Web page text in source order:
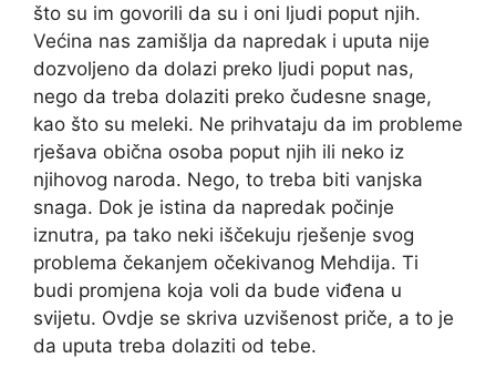
što su im govorili da su i oni ljudi poput njih.
Većina nas zamišlja da napredak i uputa nije
dozvoljeno da dolazi preko ljudi poput nas,
nego da treba dolaziti preko čudesne snage,
kao što su meleki. Ne prihvataju da im probleme
rješava obična osoba poput njih ili neko iz
njihovog naroda. Nego, to treba biti vanjska
snaga. Dok je istina da napredak počinje
iznutra, pa tako neki iščekuju rješenje svog
problema čekanjem očekivanog Mehdija. Ti
budi promjena koja voli da bude viđena u
svijetu. Ovdje se skriva uzvišenost priče, a to je
da uputa treba dolaziti od tebe.